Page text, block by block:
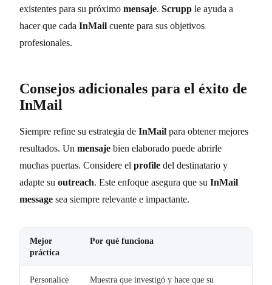
existentes para su próximo mensaje. Scrupp le ayuda a
hacer que cada InMail cuente para sus objetivos
profesionales.
Consejos adicionales para el éxito de
InMail
Siempre refine su estrategia de InMail para obtener mejores
resultados. Un mensaje bien elaborado puede abrirle
muchas puertas. Considere el profile del destinatario y
adapte su outreach. Este enfoque asegura que su InMail
message sea siempre relevante e impactante.
Mejor
práctica
Por qué funciona
Personalice
Muestra que investigó y hace que su